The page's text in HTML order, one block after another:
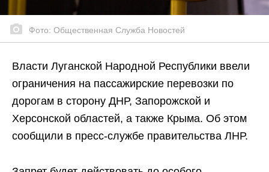
Фото: Общественная Служба Новостей
Власти Луганской Народной Республики ввели
ограничения на пассажирские перевозки по
дорогам в сторону ДНР, Запорожской и
Херсонской областей, а также Крыма. Об этом
сообщили в пресс-службе правительства ЛНР.